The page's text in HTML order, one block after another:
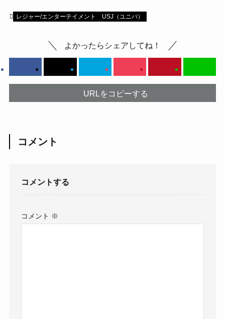
レジャー/エンターテイメント USJ（ユニバ）
よかったらシェアしてね！
URLをコピーする
コメント
コメントする
コメント ※